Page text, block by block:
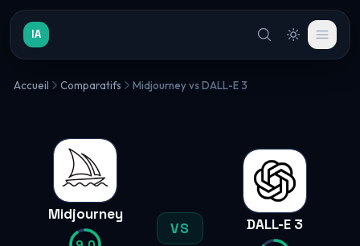
IA
Accueil Comparatifs Midjourney vs DALL-E 3
Midjourney
VS DALL-E 3